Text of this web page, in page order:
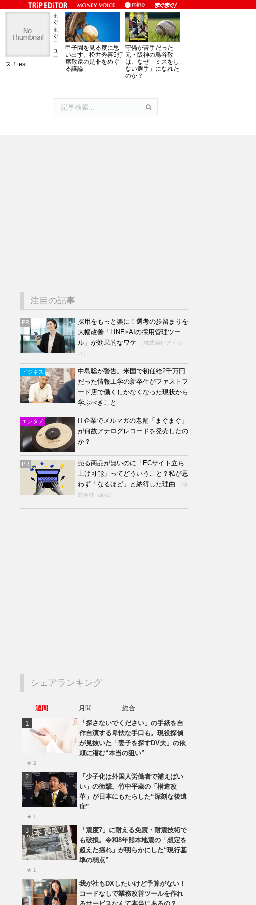
ま
ぐ
ま
ぐ
ニ
ュ
ー
ス！test
甲子園を見る度に思
い出す。松井秀喜5打
席敬遠の是非をめぐ
る議論
守備が苦手だった
元・阪神の鳥谷敬
は、なぜ「ミスをし
ない選手」になれた
のか？
注目の記事
PR
採用をもっと楽に！選考の歩留まりを
大幅改善「LINE×AIの採用管理ツー
ル」が効果的なワケ
（株式会社アイシ
ス）
ビジネス
中島聡が警告。米国で初任給2千万円
だった情報工学の新卒生がファストフ
ード店で働くしかなくなった現状から
学ぶべきこと
エンタメ
IT企業でメルマガの老舗「まぐまぐ」
が何故アナログレコードを発売したの
か？
PR
売る商品が無いのに「ECサイト立ち
上げ可能」ってどういうこと？私が思
わず「なるほど」と納得した理由
（株
式会社Fulmo）
シェアランキング
週間 月間
総合
「探さないでください」の手紙を自
作自演する卑怯な手口も。現役探偵
が見抜いた「妻子を探すDV夫」の依
頼に潜む“本当の狙い”
★ 2
「少子化は外国人労働者で補えばい
い」の衝撃。竹中平蔵の「構造改
革」が日本にもたらした“深刻な後遺
症”
★ 1
「震度7」に耐える免震・耐震技術で
も破損。令和8年熊本地震の「想定を
超えた揺れ」が明らかにした“現行基
準の弱点”
★ 1
我が社もDXしたいけど予算がない！
コードなしで業務改善ツールを作れ
るサービスなんて本当にあるの？